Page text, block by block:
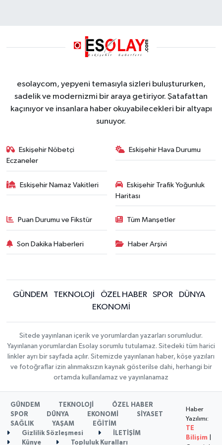
esolaycom, yepyeni temasıyla sizleri buluştururken,
sadelik ve modernizmi bir araya getiriyor. Şatafattan
kaçınıyor ve insanlara haber okuyabilecekleri bir altyapı
sunuyor.
Eskişehir Nöbetçi
Eczaneler
Eskişehir Hava Durumu
Eskişehir Namaz Vakitleri
Eskişehir Trafik Yoğunluk
Haritası
Puan Durumu ve Fikstür Tüm Manşetler
Son Dakika Haberleri Haber Arşivi
GÜNDEM TEKNOLOJİ ÖZEL HABER SPOR
DÜNYA
EKONOMİ
Sitede yayınlanan içerik ve yorumlardan yazarları sorumludur.
Yayınlanan yorumlardan Esolay sorumlu tutulamaz. Sitedeki tüm harici
linkler ayrı bir sayfada açılır. Sitemizde yayınlanan haber, köşe yazıları
ve fotoğraflar izin alınmaksızın kaynak gösterilse dahi, herhangi bir
ortamda kullanılamaz ve yayınlanamaz
GÜNDEM TEKNOLOJİ
ÖZEL HABER
SPOR
DÜNYA EKONOMİ
SİYASET
SAĞLIK
YAŞAM
EĞİTİM
Gizlilik Sözleşmesi
İLETİŞİM
Künye
Topluluk Kuralları
Haber
Yazılımı:
TE
Bilişim